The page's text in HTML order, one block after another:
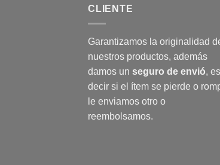
CLIENTE
Garantizamos la originalidad
nuestros productos, además
damos un seguro de envió, es
decir si el ítem se pierde o
le enviamos otro o
reembolsamos.